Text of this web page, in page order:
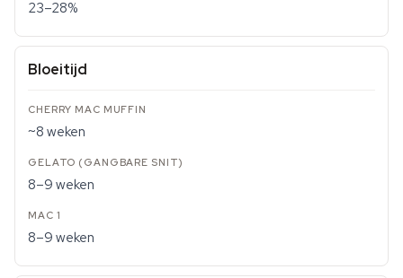
23–28%
Bloeitijd
~8 weken
8–9 weken
8–9 weken